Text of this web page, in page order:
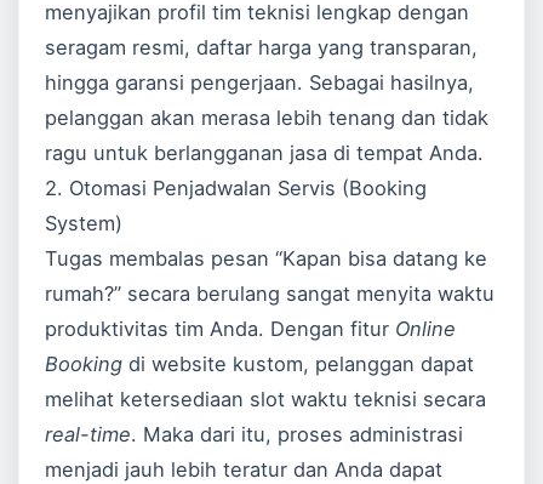
menyajikan profil tim teknisi lengkap dengan
seragam resmi, daftar harga yang transparan,
hingga garansi pengerjaan. Sebagai hasilnya,
pelanggan akan merasa lebih tenang dan tidak
ragu untuk berlangganan jasa di tempat Anda.
2. Otomasi Penjadwalan Servis (Booking
System)
Tugas membalas pesan “Kapan bisa datang ke
rumah?” secara berulang sangat menyita waktu
produktivitas tim Anda. Dengan fitur Online
Booking di website kustom, pelanggan dapat
melihat ketersediaan slot waktu teknisi secara
real-time. Maka dari itu, proses administrasi
menjadi jauh lebih teratur dan Anda dapat